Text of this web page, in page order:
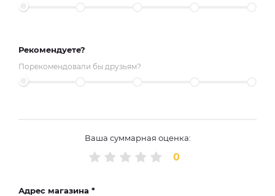
Рекомендуете?
Порекомендовали бы друзьям?
Ваша суммарная оценка:
0
Адрес магазина *